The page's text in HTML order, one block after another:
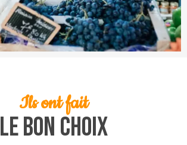
Ils ont fait
Le bon choix